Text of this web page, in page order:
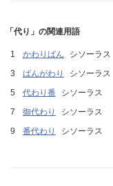
「代り」の関連用語
かわりばん シソーラス
ばんがわり
シソーラス
代わり番
シソーラス
御代わり
シソーラス
番代わり
シソーラス